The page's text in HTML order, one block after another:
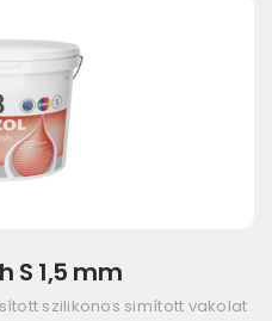
S 1,5 mm
szilikonos simított vakolat